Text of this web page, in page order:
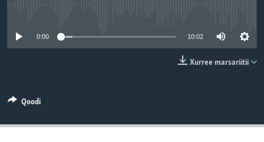
0:00 10:02
Xurree marsariitii
Qoodi